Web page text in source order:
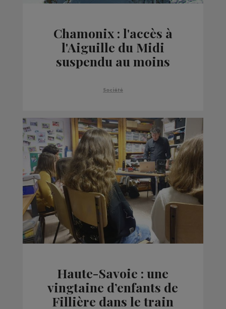
Chamonix : l'accès à
l'Aiguille du Midi
suspendu au moins
Société
Haute-Savoie : une
vingtaine d’enfants de
Fillière dans le train